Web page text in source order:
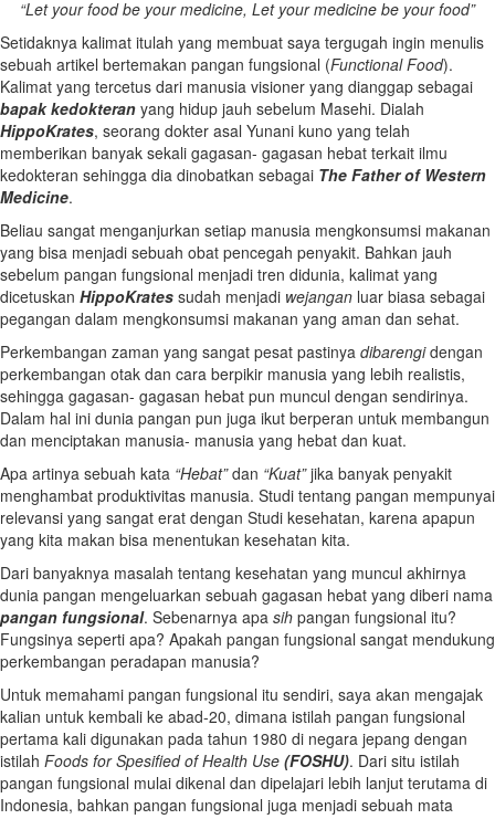
“Let your food be your medicine, Let your medicine be your food”
Setidaknya kalimat itulah yang membuat saya tergugah ingin menulis
sebuah artikel bertemakan pangan fungsional (Functional Food).
Kalimat yang tercetus dari manusia visioner yang dianggap sebagai
bapak kedokteran yang hidup jauh sebelum Masehi. Dialah
HippoKrates, seorang dokter asal Yunani kuno yang telah
memberikan banyak sekali gagasan- gagasan hebat terkait ilmu
kedokteran sehingga dia dinobatkan sebagai The Father of Western
Medicine.
Beliau sangat menganjurkan setiap manusia mengkonsumsi makanan
yang bisa menjadi sebuah obat pencegah penyakit. Bahkan jauh
sebelum pangan fungsional menjadi tren didunia, kalimat yang
dicetuskan HippoKrates sudah menjadi wejangan luar biasa sebagai
pegangan dalam mengkonsumsi makanan yang aman dan sehat.
Perkembangan zaman yang sangat pesat pastinya dibarengidengan
perkembangan otak dan cara berpikir manusia yang lebih realistis,
sehingga gagasan- gagasan hebat pun muncul dengan sendirinya.
Dalam hal ini dunia pangan pun juga ikut berperan untuk membangun
dan menciptakan manusia- manusia yang hebat dan kuat.
Apa artinya sebuah kata “Hebat”dan “Kuat”jika banyak penyakit
menghambat produktivitas manusia. Studi tentang pangan mempunyai
relevansi yang sangat erat dengan Studi kesehatan, karena apapun
yang kita makan bisa menentukan kesehatan kita.
Dari banyaknya masalah tentang kesehatan yang muncul akhirnya
dunia pangan mengeluarkan sebuah gagasan hebat yang diberi nama
pangan fungsional. Sebenarnya apa sih pangan fungsional itu?
Fungsinya seperti apa? Apakah pangan fungsional sangat mendukung
perkembangan peradapan manusia?
Untuk memahami pangan fungsional itu sendiri, saya akan mengajak
kalian untuk kembali ke abad-20, dimana istilah pangan fungsional
pertama kali digunakan pada tahun 1980 di negara jepang dengan
istilah Foods for Spesified of Health Use (FOSHU). Dari situ istilah
pangan fungsional mulai dikenal dan dipelajari lebih lanjut terutama di
Indonesia, bahkan pangan fungsional juga menjadi sebuah mata